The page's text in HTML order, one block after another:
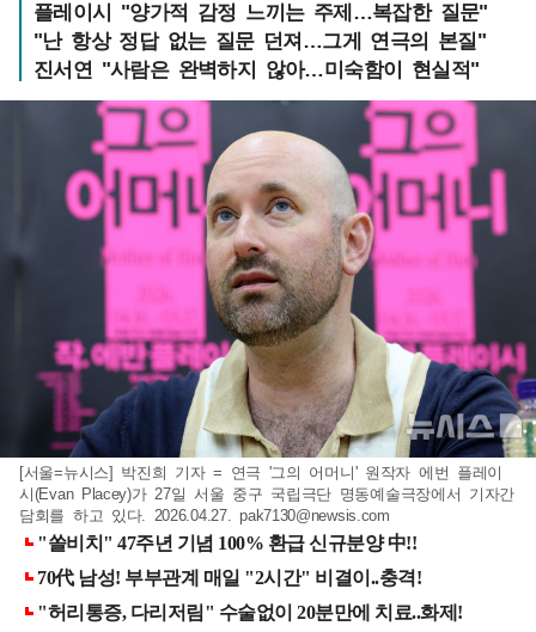
플레이시 "양가적 감정 느끼는 주제…복잡한 질문"
"난 항상 정답 없는 질문 던져…그게 연극의 본질"
진서연 "사람은 완벽하지 않아…미숙함이 현실적"
[서울=뉴시스] 박진희 기자 = 연극 '그의 어머니' 원작자 에번 플레이
시(Evan Placey)가 27일 서울 중구 국립극단 명동예술극장에서 기자간
담회를 하고 있다. 2026.04.27.pak7130@newsis.com